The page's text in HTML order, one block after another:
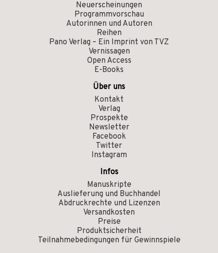
Neuerscheinungen
Programmvorschau
Autorinnen und Autoren
Reihen
Pano Verlag – Ein Imprint von TVZ
Vernissagen
Open Access
E-Books
Über uns
Kontakt
Verlag
Prospekte
Newsletter
Facebook
Twitter
Instagram
Infos
Manuskripte
Auslieferung und Buchhandel
Abdruckrechte und Lizenzen
Versandkosten
Preise
Produktsicherheit
Teilnahmebedingungen für Gewinnspiele